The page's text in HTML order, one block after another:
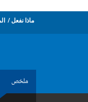
ماذا نفعل
ملخص